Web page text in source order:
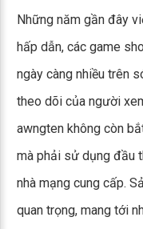
Những năm gần đây
hấp dẫn, các game
ngày càng nhiều trên
theo dõi của người
awngten không còn
mà phải sử dụng đầu
nhà mạng cung cấp.
quan trọng, mang tới